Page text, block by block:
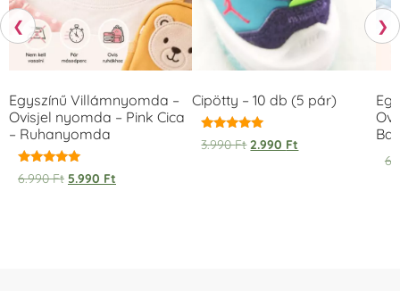
❮
Egyszínű Villámnyomda –
Ovisjel nyomda – Pink Cica
– Ruhanyomda
Értékelés:
5.00
6.990Ft 5.990 Ft
Cipötty – 10 db (5 pár)
Értékelés:
5.00
3.990Ft 2.990 Ft
❯